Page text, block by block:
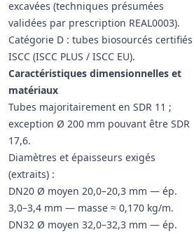
excavées (techniques présumées
validées par prescription REAL0003).
Catégorie D : tubes biosourcés certifiés
ISCC (ISCC PLUS / ISCC EU).
Caractéristiques dimensionnelles et
matériaux
Tubes majoritairement en SDR 11 ;
exception Ø 200 mm pouvant être SDR
17,6.
Diamètres et épaisseurs exigés
(extraits) :
DN20 Ø moyen 20,0–20,3 mm — ép.
3,0–3,4 mm — masse ≈ 0,170 kg/m.
DN32 Ø moyen 32,0–32,3 mm — ép.